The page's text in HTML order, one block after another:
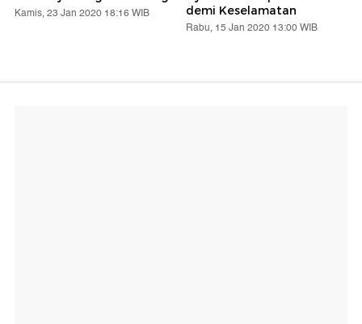
Kamis, 23 Jan 2020 18:16 WIB
demi Keselamatan
Rabu, 15 Jan 2020 13:00 WIB